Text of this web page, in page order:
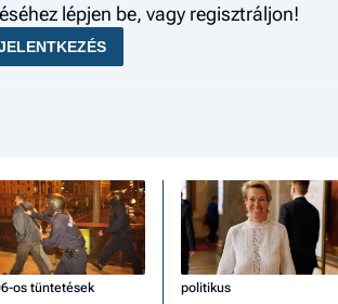
lépjen be, vagy regisztráljon!
os tüntetések politikus